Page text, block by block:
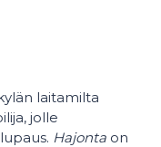
laitamilta
jolle
Hajonta on